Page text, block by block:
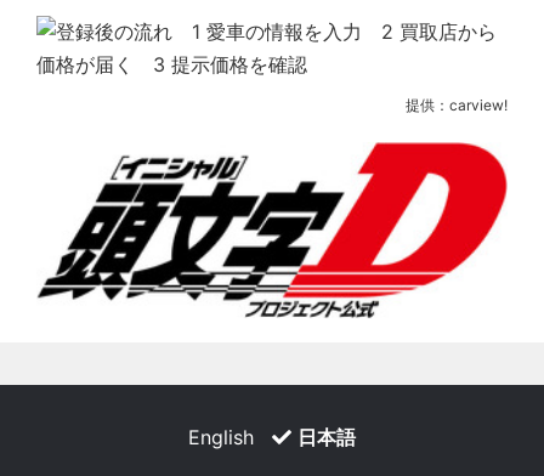
提供：carview!
English 日本語